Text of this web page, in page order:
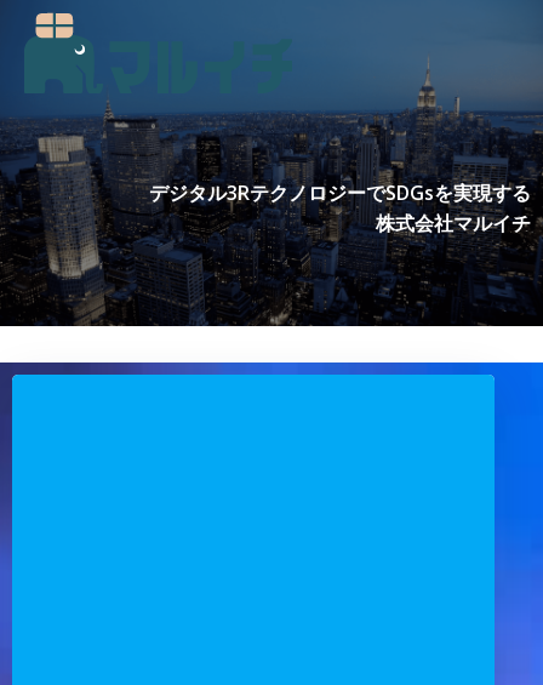
ツ
へ
ス
キ
ッ
プ
デジタル3RテクノロジーでSDGsを実現する
株式会社マルイチ